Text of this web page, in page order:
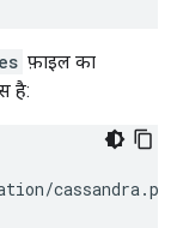
फ़ाइल का
है: